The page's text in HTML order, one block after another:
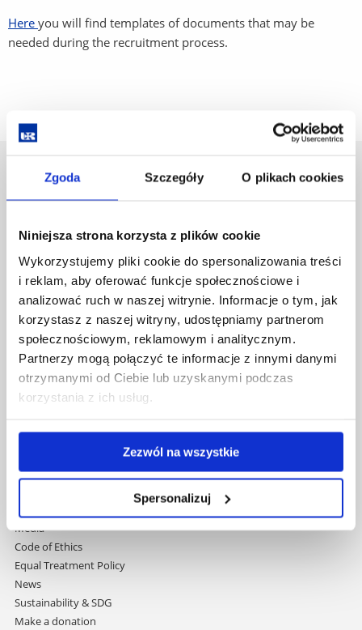
Zgoda Szczegóły O plikach cookies
Niniejsza strona korzysta z plików cookie
Wykorzystujemy pliki cookie do spersonalizowania treści
i reklam, aby oferować funkcje społecznościowe i
analizować ruch w naszej witrynie. Informacje o tym, jak
korzystasz z naszej witryny, udostępniamy partnerom
społecznościowym, reklamowym i analitycznym.
Partnerzy mogą połączyć te informacje z innymi danymi
otrzymanymi od Ciebie lub uzyskanymi podczas
korzystania z ich usług.
Zezwól na wszystkie
Spersonalizuj
Here you will find templates of documents that may be
needed during the recruitment process.
University of Rzeszów
Al. Tadeusza Rejtana 16C
Email:
info@ur.edu.pl
Skip
navigation
Governance
Strategic Vision 2030
Faculties
Research Centres
Central Library
Doctoral School
Rzeszów University Press
University
International Relations Office
Programmes Taught in English
Media
Code of Ethics
Equal Treatment Policy
News
Sustainability & SDG
Make a donation